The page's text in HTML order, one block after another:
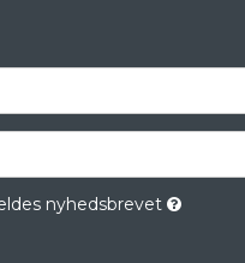
nyhedsbrevet